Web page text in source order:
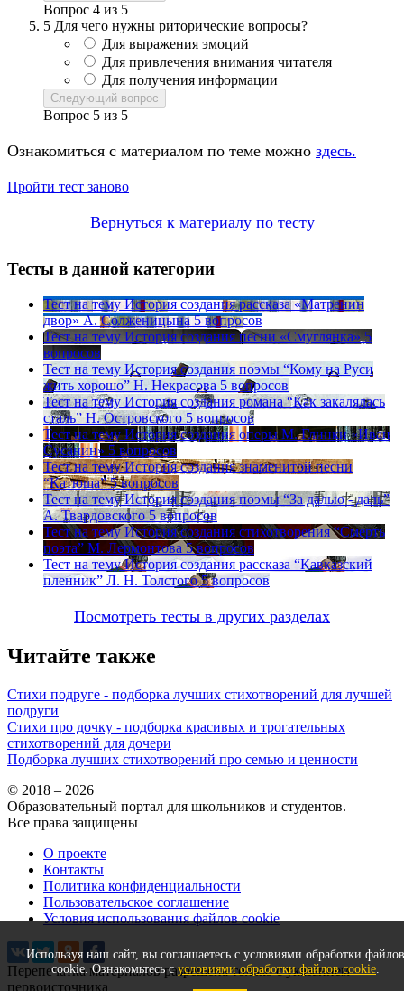
Вопрос 4 из 5
5 Для чего нужны риторические вопросы?
Для выражения эмоций
Для привлечения внимания читателя
Для получения информации
Следующий вопрос
Вопрос 5 из 5
Ознакомиться с материалом по теме можно здесь.
Пройти тест заново
Вернуться к материалу по тесту
Тесты в данной категории
Тест на тему История создания рассказа «Матренин
двор» А. Солженицына 5 вопросов
Тест на тему История создания песни «Смуглянка» 5
вопросов
Тест на тему История создания поэмы “Кому на Руси
жить хорошо” Н. Некрасова 5 вопросов
Тест на тему История создания романа “Как закалялась
сталь” Н. Островского 5 вопросов
Тест на тему История создания оперы М. Глинки «Иван
Сусанин» 5 вопросов
Тест на тему История создания знаменитой песни
“Катюша” 5 вопросов
Тест на тему История создания поэмы “За далью - даль”
А. Твардовского 5 вопросов
Тест на тему История создания стихотворения “Смерть
поэта” М. Лермонтова 5 вопросов
Тест на тему История создания рассказа “Кавказский
пленник” Л. Н. Толстого 5 вопросов
Посмотреть тесты в других разделах
Читайте также
Стихи подруге - подборка лучших стихотворений для лучшей
подруги
Стихи про дочку - подборка красивых и трогательных
стихотворений для дочери
Подборка лучших стихотворений про семью и ценности
Используя наш сайт, вы соглашаетесь с условиями обработки файлов
cookie. Ознакомьтесь сусловиями обработки файлов cookie.
© 2018 – 2026
Образовательный портал для школьников и студентов.
Все права защищены
О проекте
Контакты
Политика конфиденциальности
Пользовательское соглашение
Условия использования файлов cookie
Перепечатка материалов разрешена только с указанием
первоисточника